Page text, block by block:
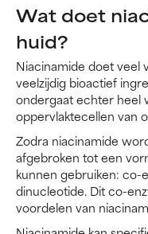
Wat doet
huid?
Niacinamide doet veel
veelzijdig bioactief
ondergaat echter heel
oppervlaktecellen van
Zodra niacinamide
afgebroken tot een
kunnen gebruiken: co-
dinucleotide. Dit co-
voordelen van